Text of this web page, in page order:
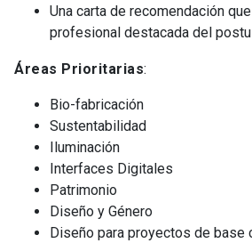
Una carta de recomendación
profesional destacada del
Áreas Prioritarias:
Bio-fabricación
Sustentabilidad
Iluminación
Interfaces Digitales
Patrimonio
Diseño y Género
Diseño para proyectos de